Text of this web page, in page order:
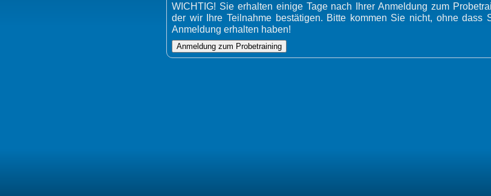
WICHTIG! Sie erhalten einige Tage nach Ihrer Anmeldung zum
der wir Ihre Teilnahme bestätigen. Bitte kommen Sie nicht, ohne dass
Anmeldung erhalten haben!
Anmeldung zum Probetraining